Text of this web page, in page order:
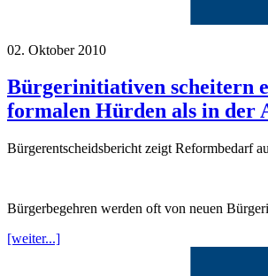
02. Oktober 2010
Bürgerinitiativen scheitern
formalen Hürden als in der
Bürgerentscheidsbericht zeigt Reformbedarf
Bürgerbegehren werden oft von neuen
[weiter...]